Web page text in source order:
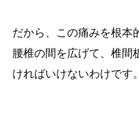
だから、この痛みを根本
腰椎の間を広げて、椎間
ければいけないわけです。